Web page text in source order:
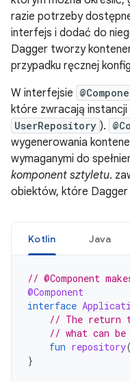
razie potrzeby
interfejs i dodać do
Dagger tworzy
przypadku ręcznej
W interfejsie
które zwracają
UserRepository ).
wygenerowania
wymaganymi do
komponent sztyletu.
obiektów, które
Kotlin Java
// @Component
@Component
interface
// The return
// what can
fun repository
}